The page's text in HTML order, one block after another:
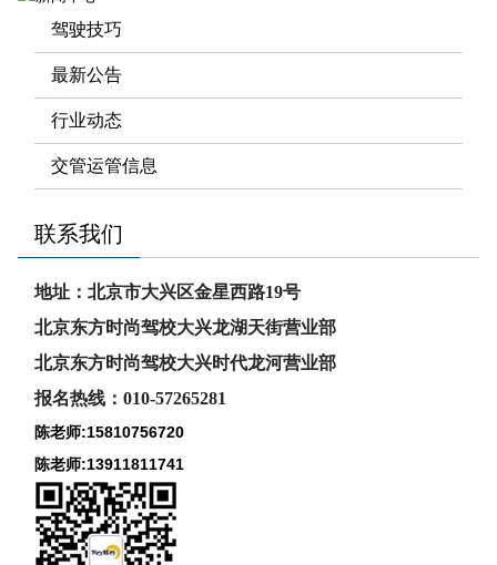
驾驶技巧
最新公告
行业动态
交管运管信息
联系我们
地址：北京市大兴区金星西路19号
北京东方时尚驾校大兴龙湖天街营业部
北京东方时尚驾校大兴时代龙河营业部
报名热线：010-57265281
陈老师:15810756720
陈老师:13911811741